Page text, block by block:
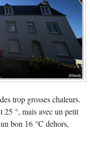
trop grosses chaleurs.
25 °, mais avec un petit
bon 16 °C dehors,